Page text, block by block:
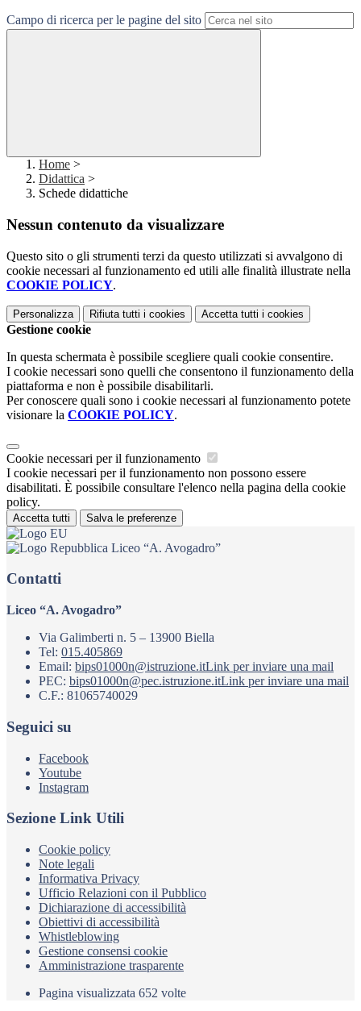
Campo di ricerca per le pagine del sito
Home >
Didattica >
Schede didattiche
Nessun contenuto da visualizzare
Questo sito o gli strumenti terzi da questo utilizzati si avvalgono di
cookie necessari al funzionamento ed utili alle finalità illustrate nella
COOKIE POLICY.
Personalizza Rifiuta tutti i cookies Accetta tutti i cookies
Gestione cookie
In questa schermata è possibile scegliere quali cookie consentire.
I cookie necessari sono quelli che consentono il funzionamento della
piattaforma e non è possibile disabilitarli.
Per conoscere quali sono i cookie necessari al funzionamento potete
visionare la COOKIE POLICY.
Cookie necessari per il funzionamento
I cookie necessari per il funzionamento non possono essere
disabilitati. È possibile consultare l'elenco nella pagina della cookie
policy.
Accetta tutti Salva le preferenze
Liceo “A. Avogadro”
Contatti
Liceo “A. Avogadro”
Via Galimberti n. 5 – 13900 Biella
Tel: 015.405869
Email: bips01000n@istruzione.itLink per inviare una mail
PEC: bips01000n@pec.istruzione.itLink per inviare una mail
C.F.: 81065740029
Seguici su
Facebook
Youtube
Instagram
Sezione Link Utili
Cookie policy
Note legali
Informativa Privacy
Ufficio Relazioni con il Pubblico
Dichiarazione di accessibilità
Obiettivi di accessibilità
Whistleblowing
Gestione consensi cookie
Amministrazione trasparente
Pagina visualizzata 652 volte